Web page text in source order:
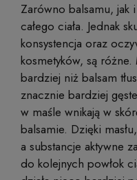
Zarówno balsamu, jak
całego ciała. Jednak
konsystencja oraz
kosmetyków, są
bardziej niż balsam
znacznie bardziej
w maśle wnikają w
balsamie. Dzięki
a substancje aktywne
do kolejnych powłok